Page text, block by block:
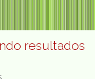
resultados